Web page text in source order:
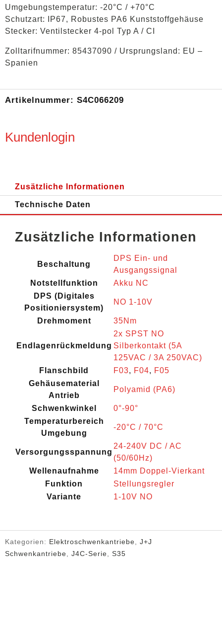
Umgebungstemperatur: -20°C / +70°C
Schutzart: IP67, Robustes PA6 Kunststoffgehäuse
Stecker: Ventilstecker 4-pol Typ A / CI
Zolltarifnummer: 85437090 / Ursprungsland: EU –
Spanien
Artikelnummer: S4C066209
Kundenlogin
Zusätzliche Informationen
Technische Daten
Zusätzliche Informationen
Beschaltung
DPS Ein- und
Ausgangssignal
Notstellfunktion
Akku NC
DPS (Digitales
Positioniersystem)
NO 1-10V
Drehmoment 35Nm
Endlagenrückmeldung
2x SPST NO
Silberkontakt (5A
125VAC / 3A 250VAC)
Flanschbild
F03, F04, F05
Gehäusematerial
Antrieb
Polyamid (PA6)
Schwenkwinkel
0°-90°
Temperaturbereich
Umgebung
-20°C / 70°C
Versorgungsspannung
24-240V DC / AC
(50/60Hz)
Wellenaufnahme
14mm Doppel-Vierkant
Funktion
Stellungsregler
Variante
1-10V NO
Kategorien: Elektroschwenkantriebe
J+J
Schwenkantriebe
J4C-Serie S35